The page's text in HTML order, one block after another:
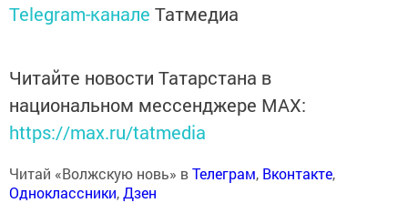
Telegram-канале Татмедиа
Читайте новости Татарстана в
национальном мессенджере MАХ:
https://max.ru/tatmedia
Читай «Волжскую новь» вТелеграм, Вконтакте,
Одноклассники,Дзен